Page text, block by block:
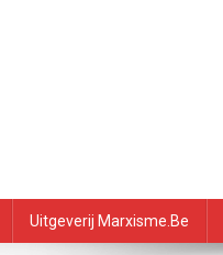
Uitgeverij Marxisme.be